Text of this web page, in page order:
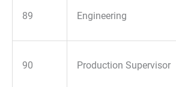
89 Engineering
90 Production Supervisor